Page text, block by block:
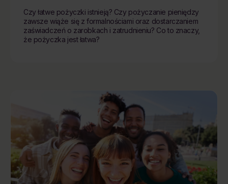
Czy łatwe pożyczki istnieją? Czy pożyczanie pieniędzy
zawsze wiąże się z formalnościami oraz dostarczaniem
zaświadczeń o zarobkach i zatrudnieniu? Co to znaczy,
że pożyczka jest łatwa?